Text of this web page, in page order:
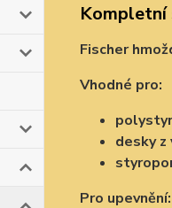
Kompletní
Fischer
Vhodné pro:
desky
Pro upevnění: